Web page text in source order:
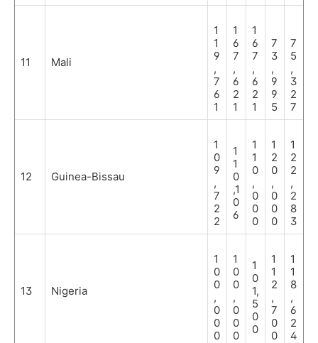
11 Mali
1
1
9
,
7
6
1
1
6
7
,
6
2
1
1
6
7
,
6
2
1
7
3
,
9
9
5
7
5
,
3
2
7
12 Guinea-Bissau
1
0
9
,
7
2
2
1
1
0
,1
0
6
1
1
0
,
0
0
0
1
2
0
,
0
0
0
1
2
2
,
2
8
3
13 Nigeria
1
0
0
,
0
0
0
1
0
0
,
0
0
0
1
0
1,
5
0
0
1
1
2
,
7
0
0
1
1
8
,
6
2
4